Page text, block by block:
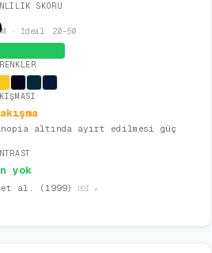
SKORU
M · İdeal: 20–50
altında ayırt edilmesi güç
yok
et al. (1999) DOI ↗